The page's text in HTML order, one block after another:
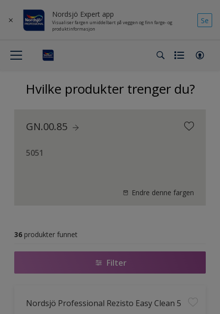
Nordsjö Expert app
Visualiser fargen umiddelbart på veggen og finn farge- og
produktinformasjon
Se
Hvilke produkter trenger du?
GN.00.85
5051
Endre denne fargen
36 produkter funnet
Filter
Nordsjö Professional Rezisto Easy Clean 5